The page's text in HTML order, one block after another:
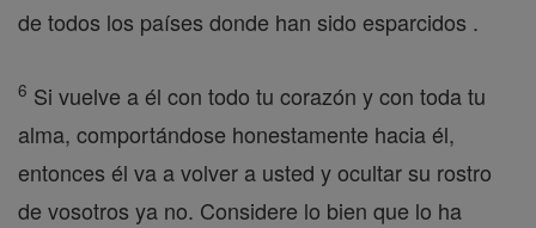
de todos los países donde han sido esparcidos .
6 Si vuelve a él con todo tu corazón y con toda tu
alma, comportándose honestamente hacia él,
entonces él va a volver a usted y ocultar su rostro
de vosotros ya no. Considere lo bien que lo ha